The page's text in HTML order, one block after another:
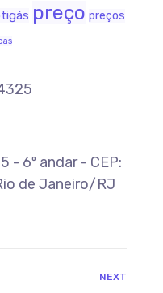
preço preços
- 6º andar - CEP:
de Janeiro/RJ
NEXT